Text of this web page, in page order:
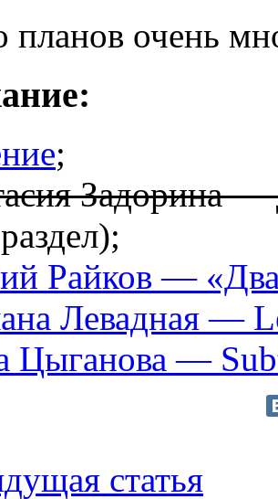
планов очень
;
Задорина —
Райков —
Левадная —
Цыганова —
статья